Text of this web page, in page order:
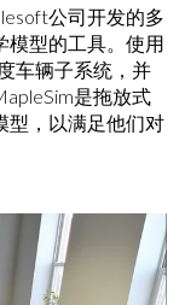
公司开发的多
模型的工具。使用
车辆子系统，并
是拖放式
型，以满足他们对